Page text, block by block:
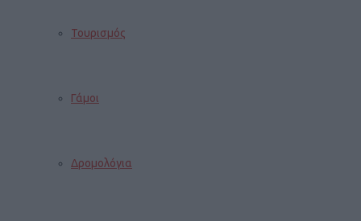
Τουρισμός
Γάμοι
Δρομολόγια